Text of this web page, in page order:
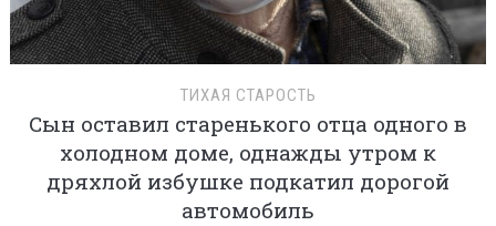
ТИХАЯ СТАРОСТЬ
Сын оставил старенького отца одного в
холодном доме, однажды утром к
дряхлой избушке подкатил дорогой
автомобиль